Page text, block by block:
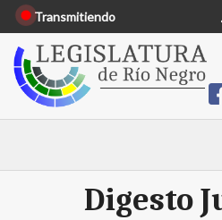
Transmitiendo
Digesto